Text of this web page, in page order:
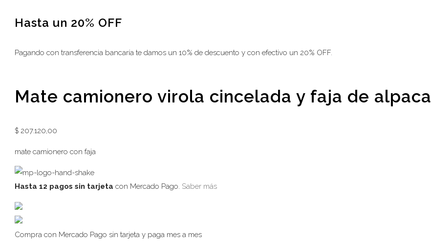
Hasta un 20% OFF
Pagando con transferencia bancaría te damos un 10% de descuento y con efectivo un 20% OFF.
Mate camionero virola cincelada y faja de alpaca
$ 207.120,00
mate camionero con faja
Hasta 12 pagos sin tarjeta con Mercado Pago. Saber más
Compra con Mercado Pago sin tarjeta y paga mes a mes